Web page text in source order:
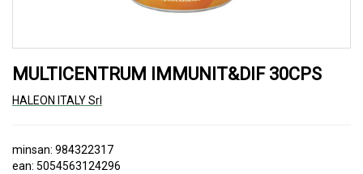
MULTICENTRUM IMMUNIT&DIF 30CPS
HALEON ITALY Srl
minsan: 984322317
ean: 5054563124296